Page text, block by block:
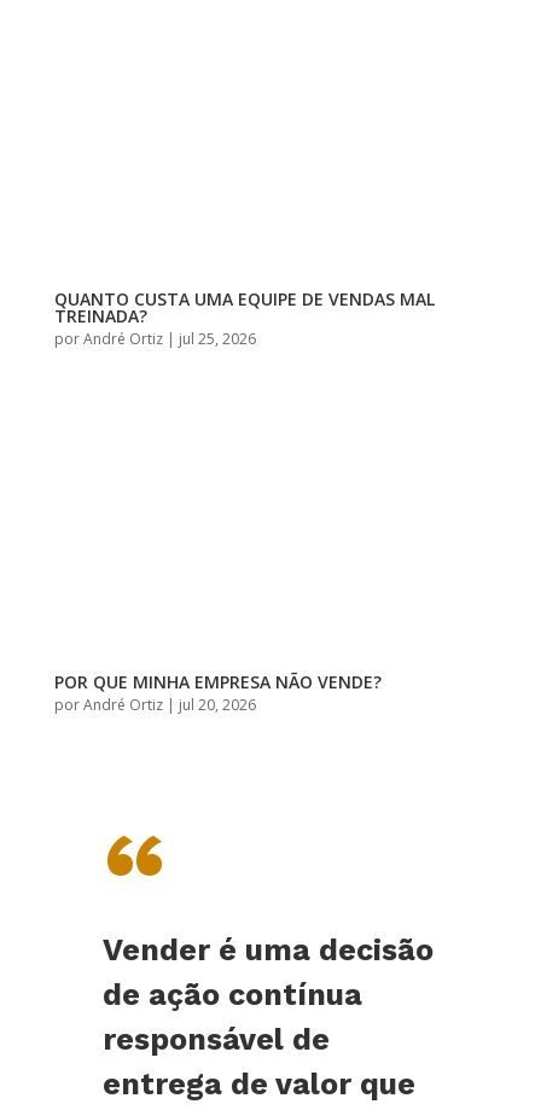
QUANTO CUSTA UMA EQUIPE DE VENDAS MAL
TREINADA?
porAndré Ortiz| jul 25, 2026
POR QUE MINHA EMPRESA NÃO VENDE?
porAndré Ortiz| jul 20, 2026
“
Vender é uma decisão
de ação contínua
responsável de
entrega de valor que